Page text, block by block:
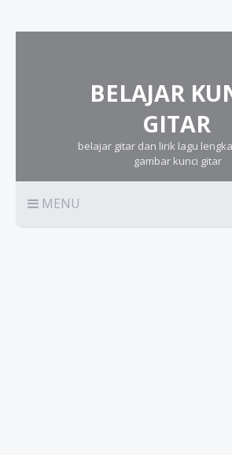
BELAJAR
GITAR
belajar gitar dan lirik lagu
gambar kunci gitar
MENU